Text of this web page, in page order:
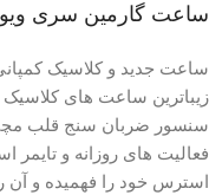
ساعت گارمین سری
زیباترین ساعت های
سنسور ضربان سنج قلب مچی
فعالیت های روزانه و
استرس خود را فهمیده و آن